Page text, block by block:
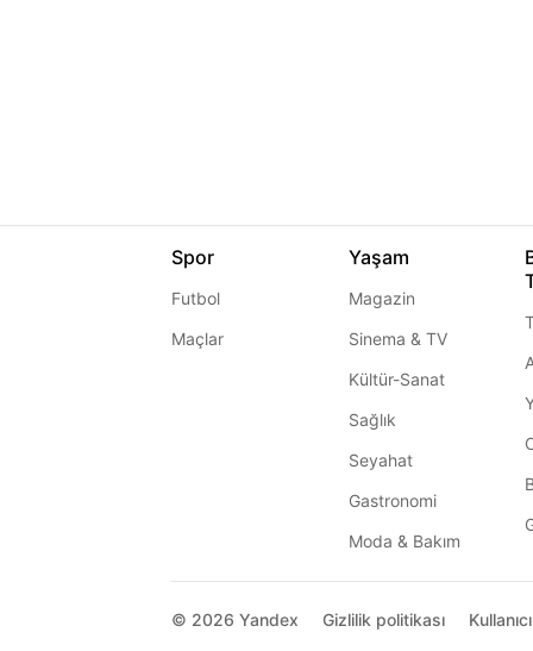
Spor
Futbol
Maçlar
Yaşam
Magazin
Sinema & TV
Kültür-Sanat
Sağlık
Seyahat
Gastronomi
Moda & Bakım
© 2026 Yandex Gizlilik politikası